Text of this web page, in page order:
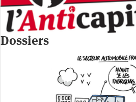
Dossiers